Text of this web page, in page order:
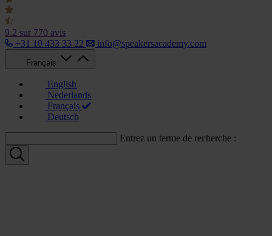
9.2 sur 770 avis
+31 10 433 33 22
info@speakersacademy.com
Français
English
Nederlands
Français
Deutsch
Entrez un terme de recherche :